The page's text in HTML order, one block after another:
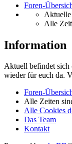
Foren-
Alle
Information
Aktuell befindet sich
wieder für euch da.
Foren-
Alle Zeiten
Alle Cookies
Das Team
Kontakt